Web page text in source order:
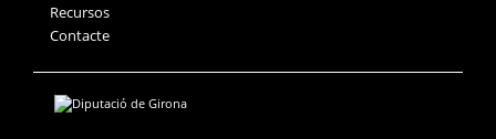
Recursos
Contacte